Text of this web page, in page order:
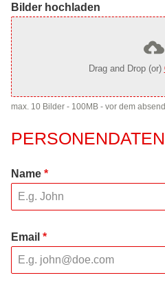
Bilder hochladen
Drag and Drop (or)
max. 10 Bilder - 100MB - vor dem
PERSONENDATEN
Name *
Email *